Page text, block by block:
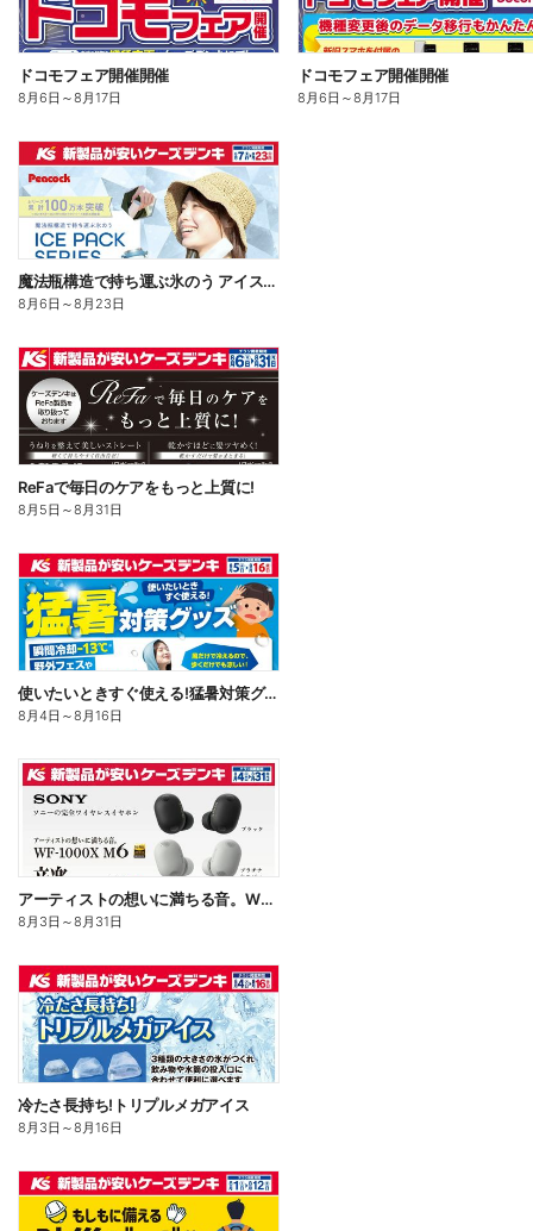
ドコモフェア開催開催
8月6日 ～8月17日
ドコモフェア開催開催
8月6日 ～8月17日
魔法瓶構造で持ち運ぶ氷のう アイスパックシリーズ
8月6日 ～8月23日
ReFaで毎日のケアをもっと上質に!
8月5日 ～8月31日
使いたいときすぐ使える!猛暑対策グッズ
8月4日 ～8月16日
アーティストの想いに満ちる音。WF-1000X M6
8月3日 ～8月31日
冷たさ長持ち!トリプルメガアイス
8月3日 ～8月16日